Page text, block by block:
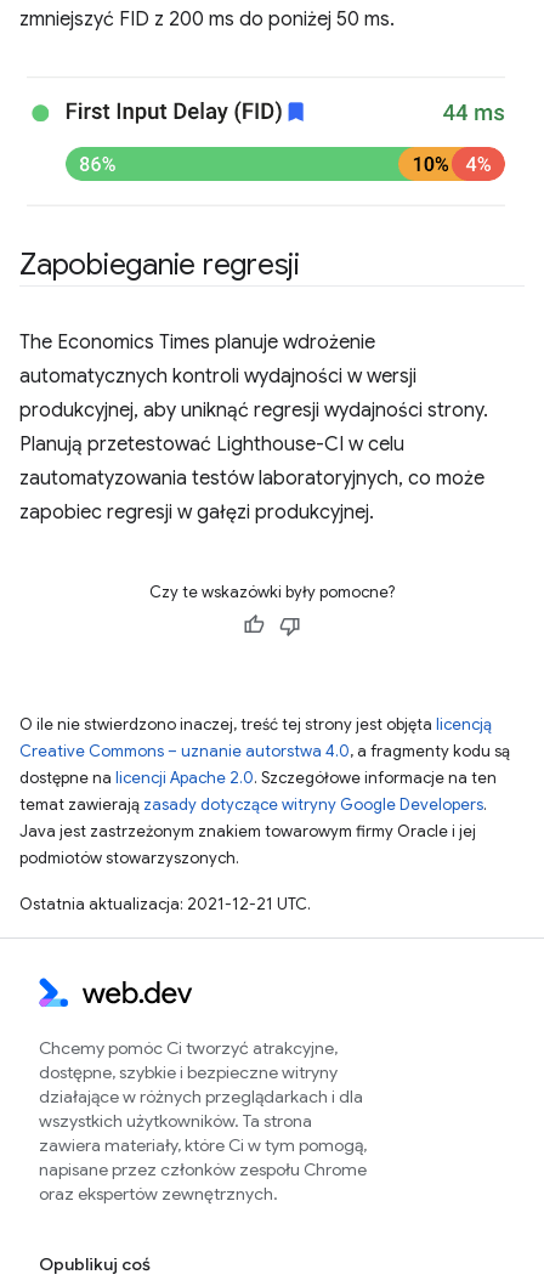
zmniejszyć FID z 200 ms do poniżej 50 ms.
Zapobieganie regresji
The Economics Times planuje wdrożenie
automatycznych kontroli wydajności w wersji
produkcyjnej, aby uniknąć regresji wydajności strony.
Planują przetestować Lighthouse-CI w celu
zautomatyzowania testów laboratoryjnych, co może
zapobiec regresji w gałęzi produkcyjnej.
Czy te wskazówki były pomocne?
O ile nie stwierdzono inaczej, treść tej strony jest objęta licencją
Creative Commons – uznanie autorstwa 4.0, a fragmenty kodu są
dostępne na licencji Apache 2.0. Szczegółowe informacje na ten
temat zawierają zasady dotyczące witryny Google Developers.
Java jest zastrzeżonym znakiem towarowym firmy Oracle i jej
podmiotów stowarzyszonych.
Ostatnia aktualizacja: 2021-12-21 UTC.
Chcemy pomóc Ci tworzyć atrakcyjne,
dostępne, szybkie i bezpieczne witryny
działające w różnych przeglądarkach i dla
wszystkich użytkowników. Ta strona
zawiera materiały, które Ci w tym pomogą,
napisane przez członków zespołu Chrome
oraz ekspertów zewnętrznych.
Opublikuj coś